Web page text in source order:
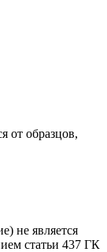
от образцов,
не является
статьи 437 ГК